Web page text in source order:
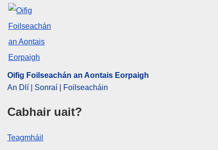
Oifig Foilseachán an Aontais Eorpaigh
An Dlí | Sonraí | Foilseacháin
Cabhair uait?
Teagmháil